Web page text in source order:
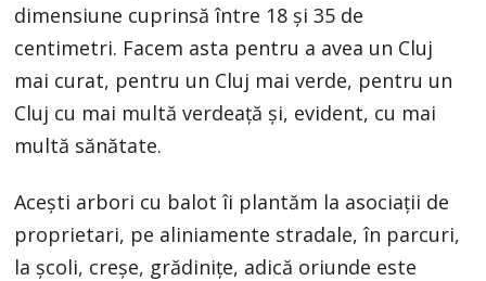
dimensiune cuprinsă între 18 și 35 de
centimetri. Facem asta pentru a avea un Cluj
mai curat, pentru un Cluj mai verde, pentru un
Cluj cu mai multă verdeață și, evident, cu mai
multă sănătate.
Acești arbori cu balot îi plantăm la asociații de
proprietari, pe aliniamente stradale, în parcuri,
la școli, creșe, grădinițe, adică oriunde este